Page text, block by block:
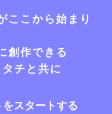
ここから始まり
創作できる
チと共に
スタートする